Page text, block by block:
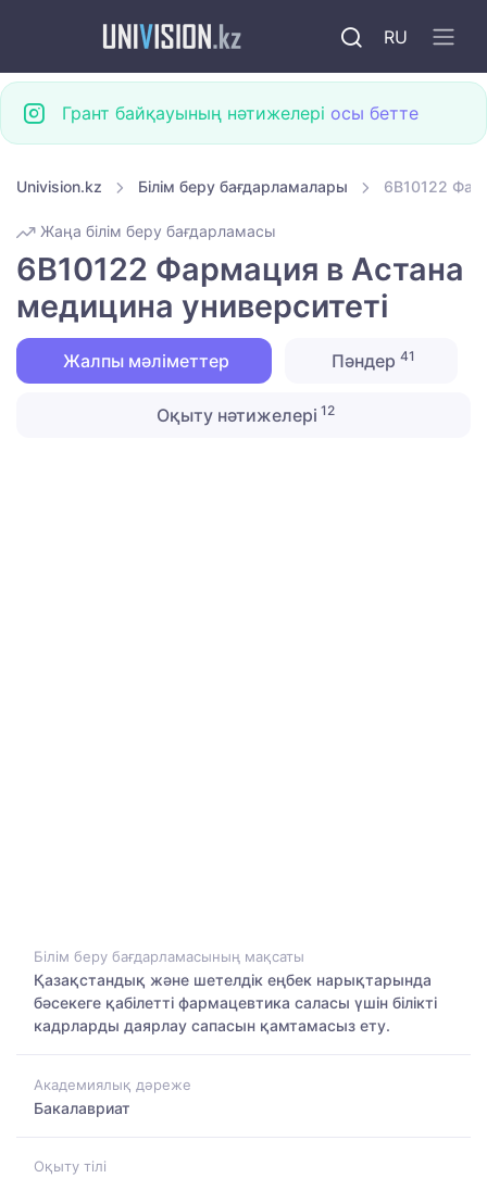
RU
Грант байқауының нәтижелері осы бетте
Univision.kz Білім беру бағдарламалары 6B10122
Жаңа білім беру бағдарламасы
6B10122 Фармация в Астана
медицина университеті
Жалпы мәліметтер Пәндер 41
Оқыту нәтижелері 12
Білім беру бағдарламасының мақсаты
Қазақстандық және шетелдік еңбек нарықтарында
бәсекеге қабілетті фармацевтика саласы үшін білікті
кадрларды даярлау сапасын қамтамасыз ету.
Академиялық дәреже
Бакалавриат
Оқыту тілі